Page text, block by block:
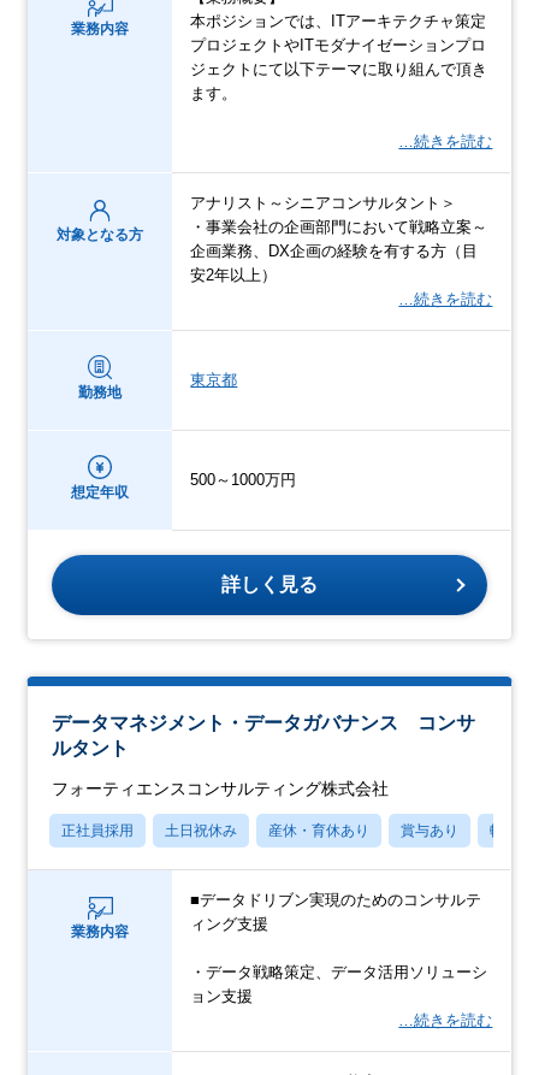
業務内容
本ポジションでは、ITアーキテクチャ策定
プロジェクトやITモダナイゼーションプロ
ジェクトにて以下テーマに取り組んで頂き
ます。
…続きを読む
対象となる方
アナリスト～シニアコンサルタント＞
・事業会社の企画部門において戦略立案～
企画業務、DX企画の経験を有する方（目
安2年以上）
…続きを読む
勤務地
東京都
想定年収
500～1000万円
詳しく見る
データマネジメント・データガバナンス コンサ
ルタント
フォーティエンスコンサルティング株式会社
正社員採用 土日祝休み 産休・育休あり 賞与あり 転勤な
業務内容
■データドリブン実現のためのコンサルテ
ィング支援
・データ戦略策定、データ活用ソリューシ
ョン支援
…続きを読む